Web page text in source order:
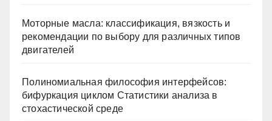
Моторные масла: классификация, вязкость и
рекомендации по выбору для различных типов
двигателей
Полиномиальная философия интерфейсов:
бифуркация циклом Статистики анализа в
стохастической среде